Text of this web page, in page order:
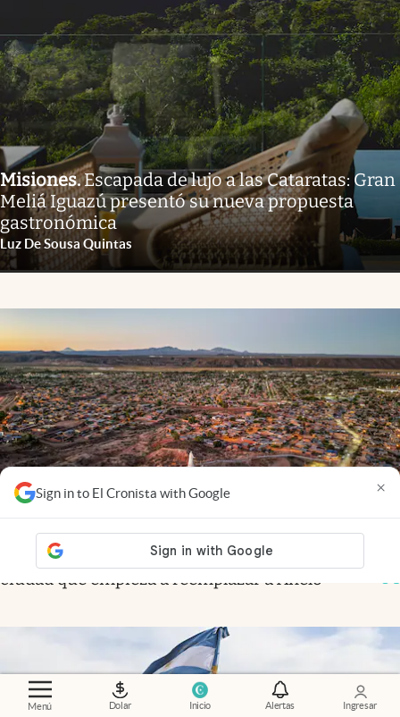
Menú Dolar Inicio Alertas Ingresar
Sign in to El Cronista with Google ×
Misiones.Escapada de lujo a las Cataratas: Gran
Meliá Iguazú presentó su nueva propuesta
gastronómica
Luz De Sousa Quintas
Economía al día
Vaca Muerta cambia de mapa: la
ciudad que empieza a reemplazar a Añelo